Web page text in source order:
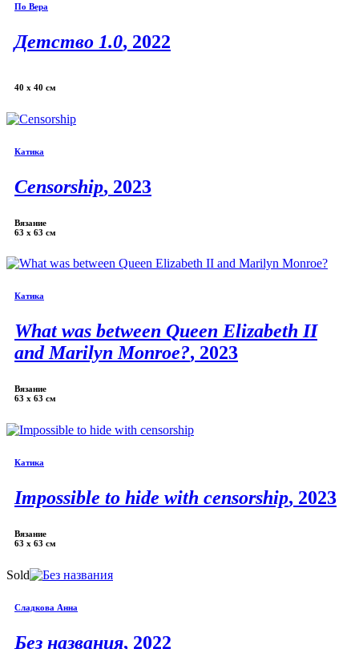
По Вера
Детство 1.0, 2022
40 х 40 см
Катика
Censorship, 2023
Вязание
63 х 63 см
Катика
What was between Queen Elizabeth II
and Marilyn Monroe?, 2023
Вязание
63 х 63 см
Катика
Impossible to hide with censorship, 2023
Вязание
63 х 63 см
Sold
Сладкова Анна
Без названия, 2022